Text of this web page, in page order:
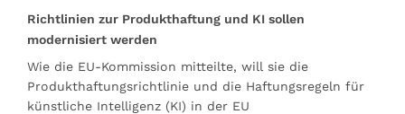
Richtlinien zur Produkthaftung und KI sollen
modernisiert werden
Wie die EU-Kommission mitteilte, will sie die
Produkthaftungsrichtlinie und die Haftungsregeln für
künstliche Intelligenz (KI) in der EU